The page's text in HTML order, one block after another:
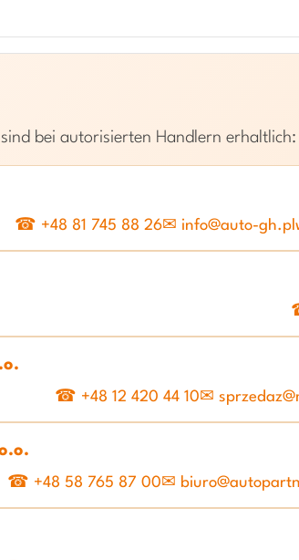
bei autorisierten Handlern erhaltlich:
☎ +48 81 745 88 26✉ info@auto-gh.pl
☎ +48 12 420 44 10✉
☎ +48 58 765 87 00✉